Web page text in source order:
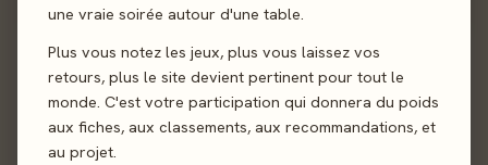
une vraie soirée autour d'une table.
Plus vous notez les jeux, plus vous laissez vos
retours, plus le site devient pertinent pour tout le
monde. C'est votre participation qui donnera du poids
aux fiches, aux classements, aux recommandations, et
au projet.
Sortie 31 mars 2023
Auteur Chad Jensen
Illustration